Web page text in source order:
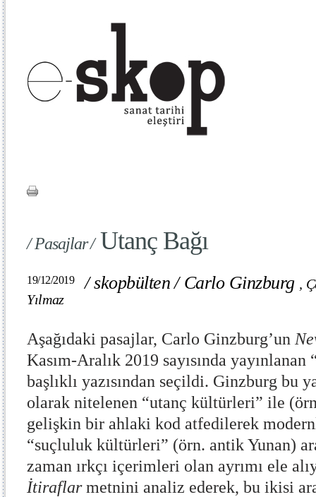
/ Pasajlar /Utanç Bağı
19/12/2019 /skopbülten / Carlo Ginzburg ,
Yılmaz
Aşağıdaki pasajlar, Carlo Ginzburg’un
Kasım-Aralık 2019 sayısında
başlıklı yazısından seçildi. Ginzburg bu
olarak nitelenen “utanç kültürleri” ile
gelişkin bir ahlaki kod atfedilerek
“suçluluk kültürleri” (örn. antik Yunan)
zaman ırkçı içerimleri olan ayrımı ele
İtiraflarmetnini analiz ederek, bu ikisi